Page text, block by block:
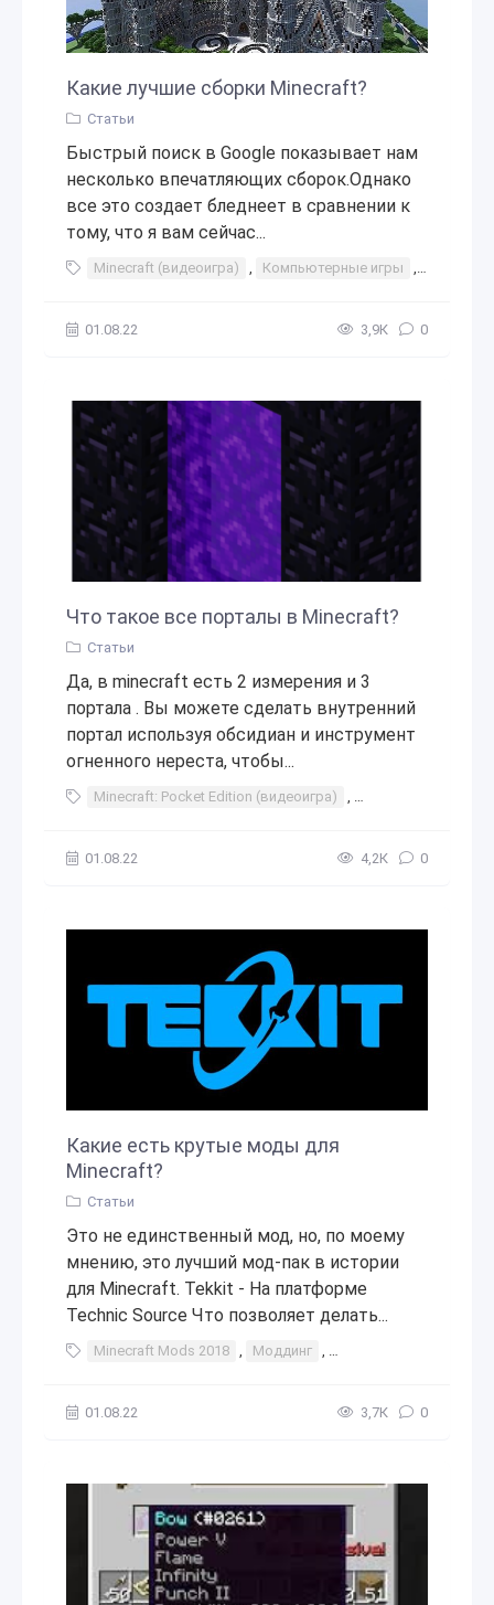
Какие лучшие сборки Minecraft?
Статьи
Быстрый поиск в Google показывает нам
несколько впечатляющих сборок.Однако
все это создает бледнеет в сравнении к
тому, что я вам сейчас...
Minecraft (видеоигра) , Компьютерные игры ,
01.08.22 3,9К 0
Что такое все порталы в Minecraft?
Статьи
Да, в minecraft есть 2 измерения и 3
портала . Вы можете сделать внутренний
портал используя обсидиан и инструмент
огненного нереста, чтобы...
Minecraft: Pocket Edition (видеоигра) , Minecraft
01.08.22 4,2К 0
Какие есть крутые моды для
Minecraft?
Статьи
Это не единственный мод, но, по моему
мнению, это лучший мод-пак в истории
для Minecraft. Tekkit - На платформе
Technic Source Что позволяет делать...
Minecraft Mods 2018 , Моддинг , Игровые моды
01.08.22 3,7К 0